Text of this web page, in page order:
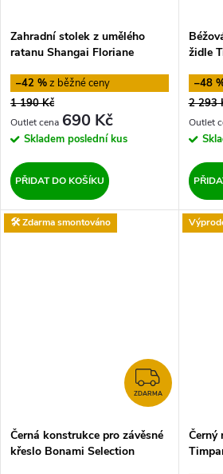
Zahradní stolek z umělého
ratanu Shangai Floriane
–42 %
1 190 Kč
690 Kč
Skladem poslední kus
PŘIDAT DO KOŠÍKU
židle
–48
2 293
🛠️ Zdarma smontováno
ZDARMA
Černá konstrukce pro závěsné
křeslo Bonami Selection
Černý